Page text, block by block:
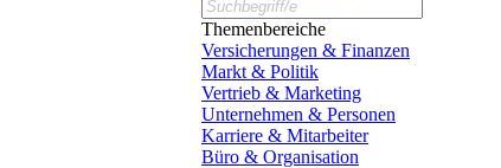
Themenbereiche
Versicherungen & Finanzen
Markt & Politik
Vertrieb & Marketing
Unternehmen & Personen
Karriere & Mitarbeiter
Büro & Organisation